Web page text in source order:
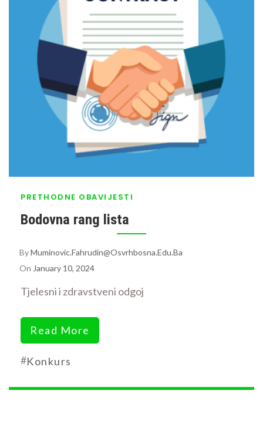
PRETHODNE OBAVIJESTI
Bodovna rang lista
ByMuminovic.fahrudin@osvrhbosna.edu.ba
On January 10, 2024
Tjelesni i zdravstveni odgoj
Read More
#Konkurs